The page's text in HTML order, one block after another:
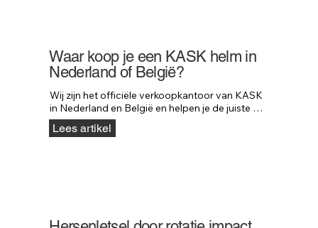
Waar koop je een KASK helm in
Nederland of België?
Wij zijn het officiële verkoopkantoor van KASK
in Nederland en België en helpen je de juiste
dealer te vinden.
Lees artikel